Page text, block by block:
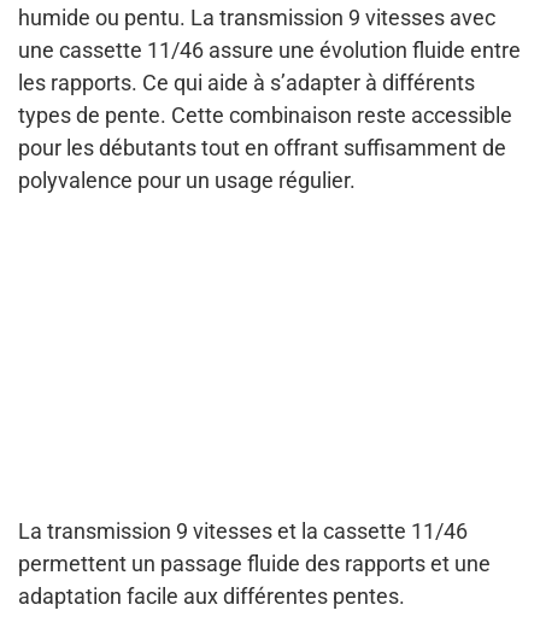
humide ou pentu. La transmission 9 vitesses avec
une cassette 11/46 assure une évolution fluide entre
les rapports. Ce qui aide à s’adapter à différents
types de pente. Cette combinaison reste accessible
pour les débutants tout en offrant suffisamment de
polyvalence pour un usage régulier.
La transmission 9 vitesses et la cassette 11/46
permettent un passage fluide des rapports et une
adaptation facile aux différentes pentes.